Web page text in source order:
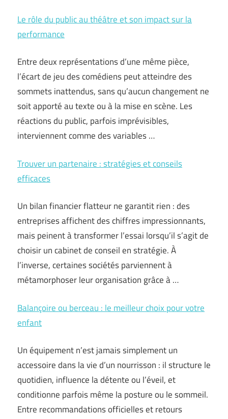
Le rôle du public au théâtre et son impact sur la
performance
Entre deux représentations d’une même pièce,
l’écart de jeu des comédiens peut atteindre des
sommets inattendus, sans qu’aucun changement ne
soit apporté au texte ou à la mise en scène. Les
réactions du public, parfois imprévisibles,
interviennent comme des variables …
Trouver un partenaire : stratégies et conseils
efficaces
Un bilan financier flatteur ne garantit rien : des
entreprises affichent des chiffres impressionnants,
mais peinent à transformer l’essai lorsqu’il s’agit de
choisir un cabinet de conseil en stratégie. À
l’inverse, certaines sociétés parviennent à
métamorphoser leur organisation grâce à …
Balançoire ou berceau : le meilleur choix pour votre
enfant
Un équipement n’est jamais simplement un
accessoire dans la vie d’un nourrisson : il structure le
quotidien, influence la détente ou l’éveil, et
conditionne parfois même la posture ou le sommeil.
Entre recommandations officielles et retours